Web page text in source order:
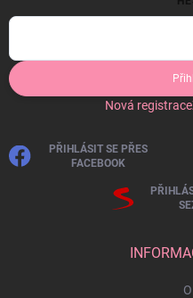
Nová registrace
PŘIHLÁSIT SE PŘES
FACEBOOK